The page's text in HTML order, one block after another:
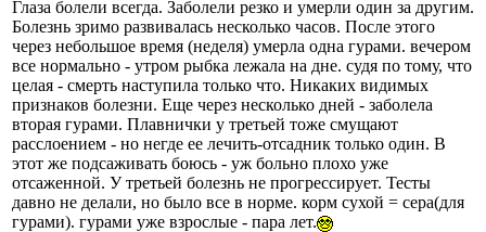
Глаза болели всегда. Заболели резко и умерли один за другим.
Болезнь зримо развивалась несколько часов. После этого
через небольшое время (неделя) умерла одна гурами. вечером
все нормально - утром рыбка лежала на дне. судя по тому, что
целая - смерть наступила только что. Никаких видимых
признаков болезни. Еще через несколько дней - заболела
вторая гурами. Плавнички у третьей тоже смущают
расслоением - но негде ее лечить-отсадник только один. В
этот же подсаживать боюсь - уж больно плохо уже
отсаженной. У третьей болезнь не прогрессирует. Тесты
давно не делали, но было все в норме. корм сухой = сера(для
гурами). гурами уже взрослые - пара лет.